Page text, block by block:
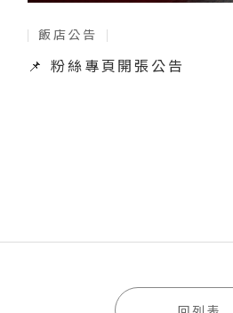
飯店公告
📌 粉絲專頁開張公告